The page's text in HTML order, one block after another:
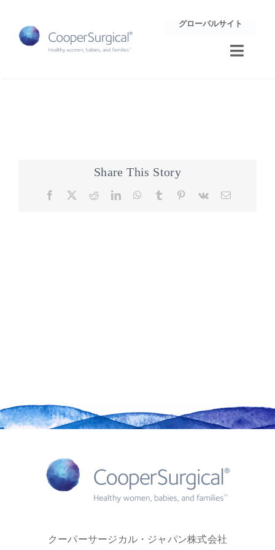
content
グローバルサイト
Toggle
企業情報
お問合せ
Share This Story
Facebook RedditLinkedInWhatsApp
Tumblr Pinterest
Vk Email
クーパーサージカル・ジャパン株式会社